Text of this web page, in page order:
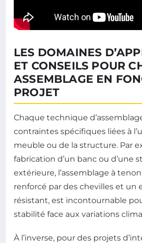
LES DOMAINES
ET CONSEILS POUR
ASSEMBLAGE EN
PROJET
Chaque technique
contraintes spécifiques liées à
meuble ou de la structure. Par
fabrication d’un banc ou d’une
extérieure, l’assemblage à
renforcé par des chevilles et un
résistant, est incontournable
stabilité face aux variations
À l’inverse, pour des projets